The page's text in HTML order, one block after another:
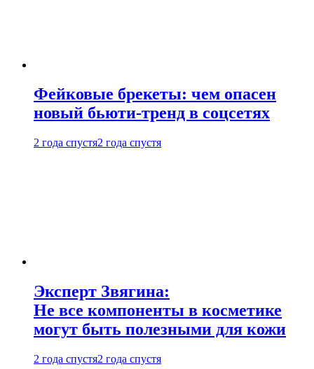
Фейковые брекеты: чем опасен
новый бьюти-тренд в соцсетях
2 года спустя2 года спустя
Эксперт Звягина:
Не все компоненты в косметике
могут быть полезными для кожи
2 года спустя2 года спустя